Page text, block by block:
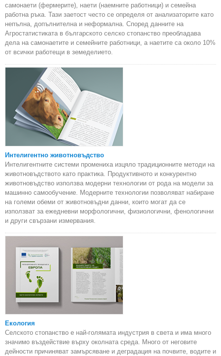
самонаети (фермерите), наети (наемните работници) и семейна
работна ръка. Тази заетост често се определя от анализаторите като
непълна, допълнителна и неформална. Според данните на
Агростатистиката в българското селско стопанство преобладава
дела на самонаетите и семейните работници, а наетите са около 10%
от всички работещи в земеделието.
Интелигентно животновъдство
Интелигентните системи промениха изцяло традиционните методи на
животновъдството като практика. Продуктивното и конкурентно
животновъдство използва модерни технологии от рода на модели за
машинно самообучение. Модерните технологии позволяват набиране
на големи обеми от животновъдни данни, които могат да се
използват за ежедневни морфологични, физиологични, фенологични
и други свързани измервания.
Екология
Селското стопанство е най-голямата индустрия в света и има много
значимо въздействие върху околната среда. Много от неговите
дейности причиняват замърсяване и деградация на почвите, водите и